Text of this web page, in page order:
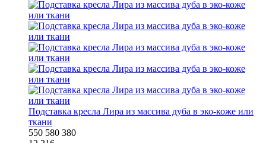
Подставка кресла Лира из массива дуба в эко-коже или
ткани
550 580 380